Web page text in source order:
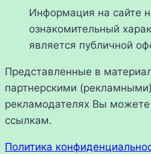
Информация на сайте
ознакомительный
является публичной
Представленные в
партнерскими
рекламодателях Вы можете
ссылкам.
Политика